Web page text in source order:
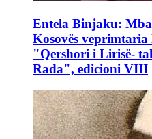
Entela Binjaku:
Kosovës
"Qershori i Lirisë-
Rada", edicioni VIII